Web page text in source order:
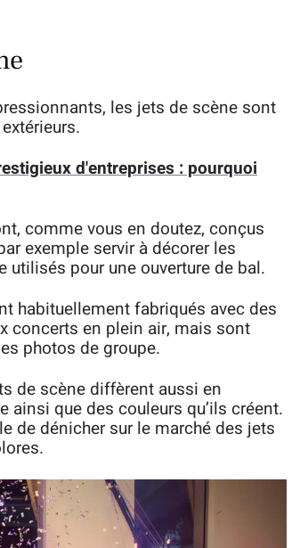
les jets de scène sont
d'entreprises : pourquoi
comme vous en doutez, conçus
exemple servir à décorer les
utilisés pour une ouverture de bal.
habituellement fabriqués avec des
concerts en plein air, mais sont
photos de groupe.
de scène diffèrent aussi en
que des couleurs qu’ils créent.
de dénicher sur le marché des jets